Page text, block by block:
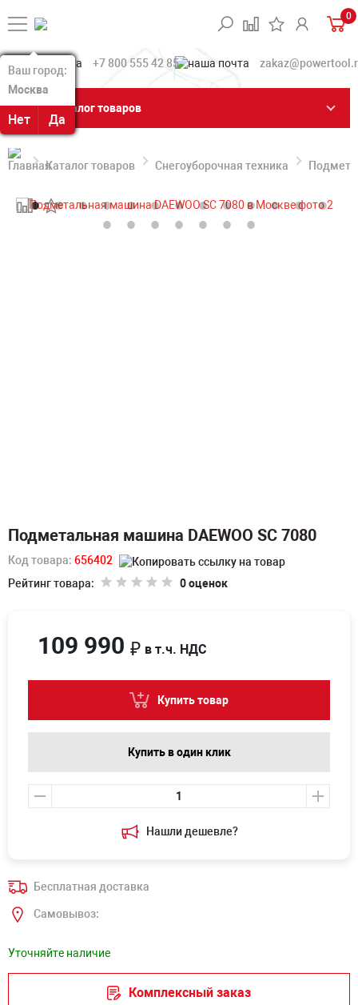
Ваш город:
Москва
Нет Да
Ваш город:
Москва
Нет Да
0
+7 800 555 42 85
Каталог товаров
Каталог товаров Снегоуборочная техника
Подметальная машина DAEWOO SC 7080
Код товара: 656402
Рейтинг товара:
0 оценок
Нашли дешевле?
109 990 ₽ в т.ч. НДС
Купить товар
Купить в один клик
Бесплатная доставка
Самовывоз:
Уточняйте наличие
Комплексный заказ